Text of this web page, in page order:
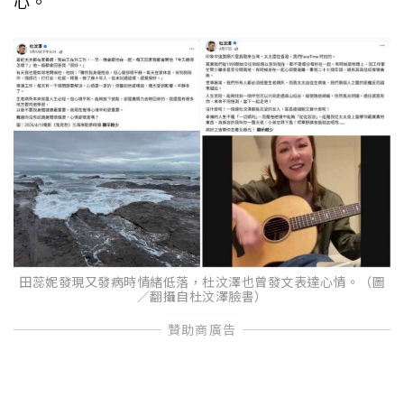
田蕊妮發現又發病時情緒低落，杜汶澤也曾發文表達心情。（圖
／翻攝自杜汶澤臉書）